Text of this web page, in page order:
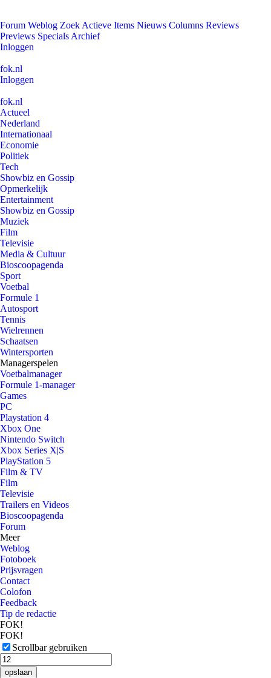
Forum Weblog Zoek Actieve Items Nieuws Columns Reviews
Previews Specials Archief
Inloggen
fok.nl
Inloggen
fok.nl
Actueel
Nederland
Internationaal
Economie
Politiek
Tech
Showbiz en Gossip
Opmerkelijk
Entertainment
Showbiz en Gossip
Muziek
Film
Televisie
Media & Cultuur
Bioscoopagenda
Sport
Voetbal
Formule 1
Autosport
Tennis
Wielrennen
Schaatsen
Wintersporten
Managerspelen
Voetbalmanager
Formule 1-manager
Games
PC
Playstation 4
Xbox One
Nintendo Switch
Xbox Series X|S
PlayStation 5
Film & TV
Film
Televisie
Trailers en Videos
Bioscoopagenda
Forum
Meer
Weblog
Fotoboek
Prijsvragen
Contact
Colofon
Feedback
Tip de redactie
FOK!
FOK!
Scrollbar gebruiken
opslaan